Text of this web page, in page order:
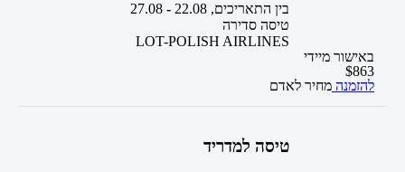
בין התאריכים, -
27.08
טיסה סדירה
LOT-POLISH AIRLINES
באישור מיידי
$863
להזמנה מחיר לאדם
טיסה למדריד